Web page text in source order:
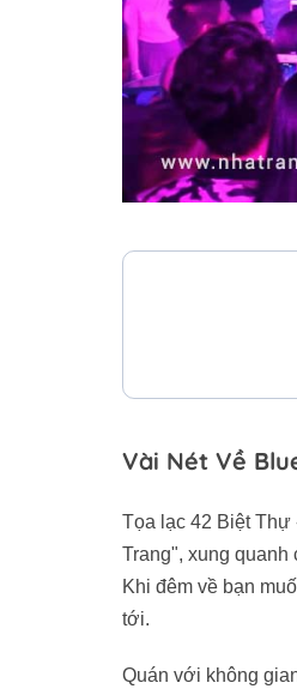
Vài Nét Về
Tọa lạc 42 Biệt Thự
Trang", xung quanh
Khi đêm về bạn
tới.
Quán với không